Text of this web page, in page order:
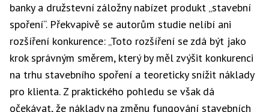
banky a družstevní záložny nabízet produkt „stavební
spoření“. Překvapivě se autorům studie nelíbí ani
rozšíření konkurence: „Toto rozšíření se zdá být jako
krok správným směrem, který by měl zvýšit konkurenci
na trhu stavebního spoření a teoreticky snížit náklady
pro klienta. Z praktického pohledu se však dá
očekávat, že náklady na změnu fungování stavebních